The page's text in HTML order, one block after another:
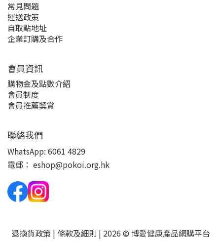
常見問題
運送政策
自取點地址
企業訂購及合作
會員資訊
購物金及點數介紹
會員制度
會員推薦獎賞
聯絡我們
WhatsApp: 6061 4829
電郵： eshop@pokoi.org.hk
退換貨政策 | 條款及細則 | 2026 © 博愛健康產品網購平台